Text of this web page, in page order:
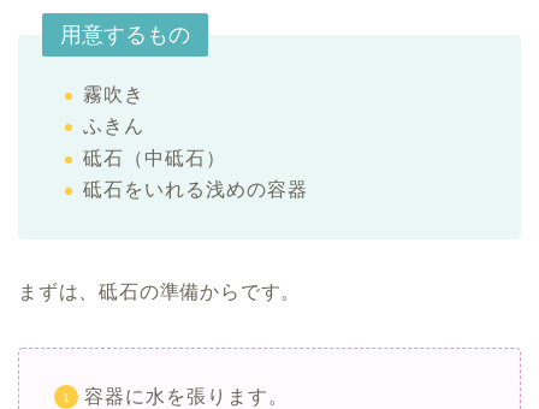
用意するもの
霧吹き
ふきん
砥石（中砥石）
砥石をいれる浅めの容器
まずは、砥石の準備からです。
容器に水を張ります。